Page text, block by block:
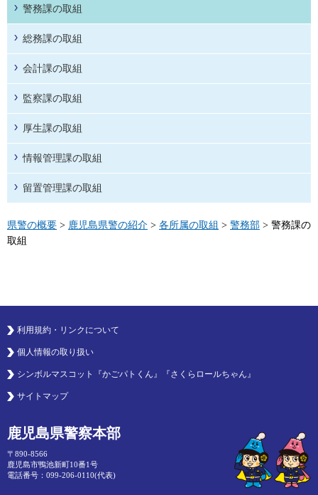
警務課の取組
総務課の取組
会計課の取組
監察課の取組
厚生課の取組
情報管理課の取組
留置管理課の取組
県警の概要 > 鹿児島県警の紹介 > 各所属の取組 > 警務部 > 警務課の
取組
利用規約・リンクについて
個人情報の取り扱い
シンボルマスコット『かごパトくん』『さくらロールちゃん』
サイトマップ
鹿児島県警察本部
〒890-8566
鹿児島市鴨池新町10番1号
電話番号：099-206-0110(代表)